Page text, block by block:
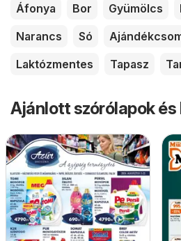
Áfonya
Bor Gyümölcs
Narancs
Só
Laktózmentes
Tapasz
Ajánlott szórólapok